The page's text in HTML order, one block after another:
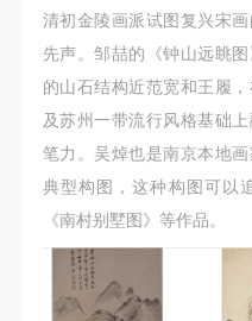
清初金陵画派试图复兴宋
先声。邹喆的《钟山远眺
的山石结构近范宽和王履
及苏州一带流行风格基础
笔力。吴焯也是南京本地
典型构图，这种构图可以
《南村别墅图》等作品。
快捷
手机号码
手机号码